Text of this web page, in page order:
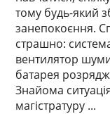
тому будь-який
занепокоєння.
страшно:
вентилятор
батарея
Знайома
магістратуру ...